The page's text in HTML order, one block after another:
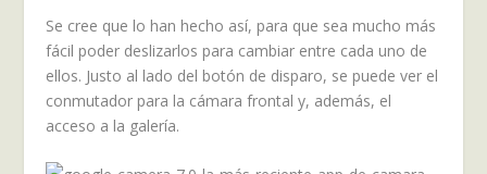
Se cree que lo han hecho así, para que sea mucho más
fácil poder deslizarlos para cambiar entre cada uno de
ellos. Justo al lado del botón de disparo, se puede ver el
conmutador para la cámara frontal y, además, el
acceso a la galería.